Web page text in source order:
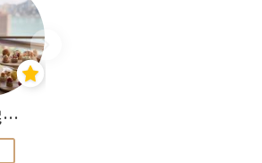
✾達芬妮•愛孩子•愛生活✾